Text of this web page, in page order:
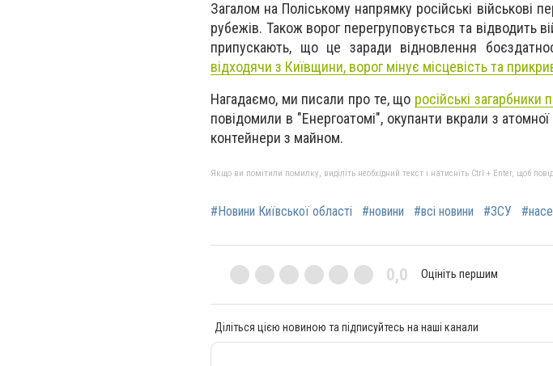
Загалом на Поліському напрямку російські військові
рубежів. Також ворог перегруповується та відводить
припускають, що це заради відновлення
відходячи з Київщини, ворог мінує місцевість та
Нагадаємо, ми писали про те, що російські загарбники
повідомили в "Енергоатомі", окупанти вкрали з
контейнери з майном.
Якщо ви помітили помилку, виділіть необхідний текст і натисніть Ctrl + Enter, щоб
#Новини Київської області #новини #всі новини #ЗСУ
0,0 Оцініть першим
Діліться цією новиною та підписуйтесь на наші канали